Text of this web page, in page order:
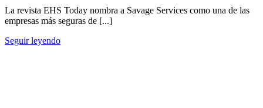
La revista EHS Today nombra a Savage Services como una de las
empresas más seguras de [...]
Seguir leyendo